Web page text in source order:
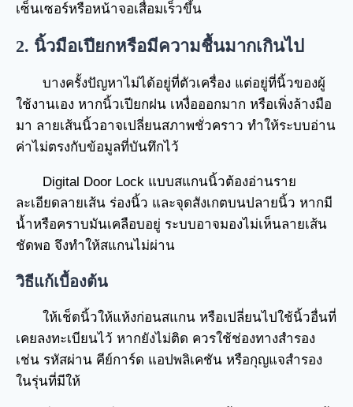
เซ็นเซอร์หรือหน้าจอเสื่อมเร็วขึ้น
2. นิ้วมือเปียกหรือมีความชื้นมากเกินไป
บางครั้งปัญหาไม่ได้อยู่ที่ตัวเครื่อง แต่อยู่ที่นิ้วของผู้
ใช้งานเอง หากนิ้วเปียกฝน เหงื่อออกมาก หรือเพิ่งล้างมือ
มา ลายเส้นนิ้วอาจเปลี่ยนสภาพชั่วคราว ทำให้ระบบอ่าน
ค่าไม่ตรงกับข้อมูลที่บันทึกไว้
Digital Door Lock แบบสแกนนิ้วต้องอ่านราย
ละเอียดลายเส้น ร่องนิ้ว และจุดสังเกตบนปลายนิ้ว หากมี
น้ำหรือคราบมันเคลือบอยู่ ระบบอาจมองไม่เห็นลายเส้น
ชัดพอ จึงทำให้สแกนไม่ผ่าน
วิธีแก้เบื้องต้น
ให้เช็ดนิ้วให้แห้งก่อนสแกน หรือเปลี่ยนไปใช้นิ้วอื่นที่
เคยลงทะเบียนไว้ หากยังไม่ติด ควรใช้ช่องทางสำรอง
เช่น รหัสผ่าน คีย์การ์ด แอปพลิเคชัน หรือกุญแจสำรอง
ในรุ่นที่มีให้